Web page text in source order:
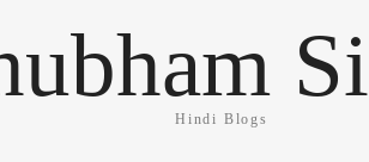
Hindi Blogs